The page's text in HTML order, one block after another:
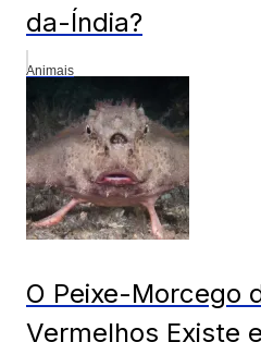
da-Índia?
Animais
O Peixe-Morcego
Vermelhos Existe